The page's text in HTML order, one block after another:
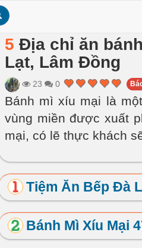
5 Địa chỉ ăn
Lạt, Lâm Đồng
23 0
Bánh mì xíu mại là
vùng miền được xuất
mại, có lẽ thực khách
Tiệm Ăn Bếp Đà
Bánh Mì Xíu Mại